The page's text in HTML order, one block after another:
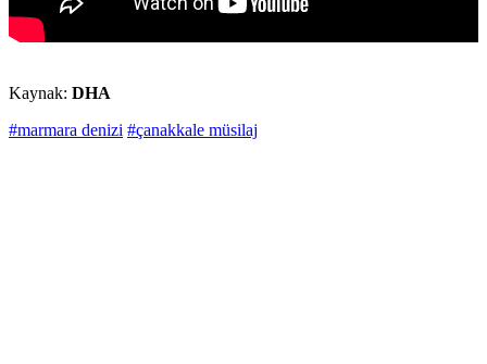
Kaynak: DHA
#marmara denizi #çanakkale müsilaj